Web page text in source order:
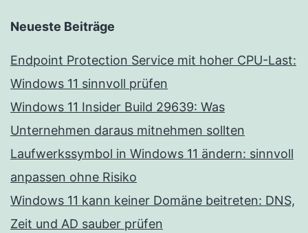
Neueste Beiträge
Endpoint Protection Service mit hoher CPU-Last:
Windows 11 sinnvoll prüfen
Windows 11 Insider Build 29639: Was
Unternehmen daraus mitnehmen sollten
Laufwerkssymbol in Windows 11 ändern: sinnvoll
anpassen ohne Risiko
Windows 11 kann keiner Domäne beitreten: DNS,
Zeit und AD sauber prüfen